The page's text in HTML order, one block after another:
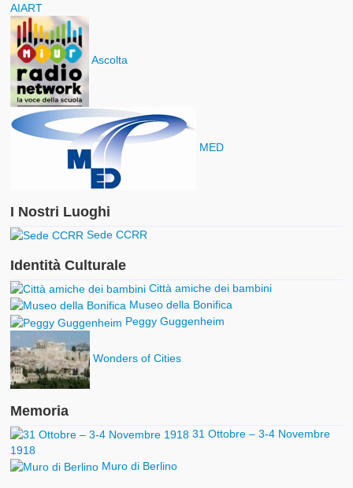
AIART
Ascolta
MED
I Nostri Luoghi
Sede CCRR
Identità Culturale
Città amiche dei bambini
Museo della Bonifica
Peggy Guggenheim
Wonders of Cities
Memoria
31 Ottobre – 3-4 Novembre
1918
Muro di Berlino